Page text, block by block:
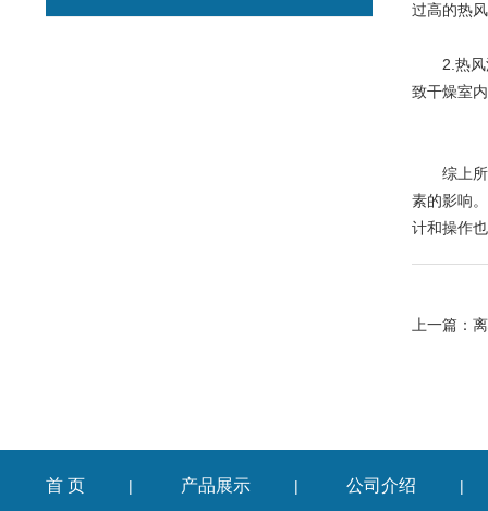
过高的热
2.热风流
致干燥室
综上所
素的影响
计和操作
上一篇：
首 页 | 产品展示 | 公司介绍 |